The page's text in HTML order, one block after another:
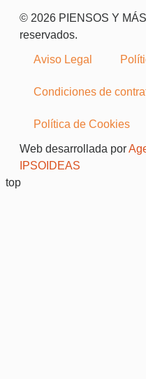
© 2026 PIENSOS Y
reservados.
Aviso Legal
Condiciones de
Política de Cookies
Web desarrollada por
IPSOIDEAS
top